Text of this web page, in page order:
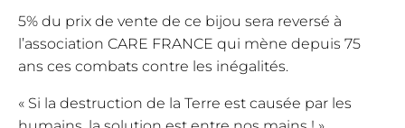
5% du prix de vente de ce bijou sera reversé à
l’association CARE FRANCE qui mène depuis 75
ans ces combats contre les inégalités.
« Si la destruction de la Terre est causée par les